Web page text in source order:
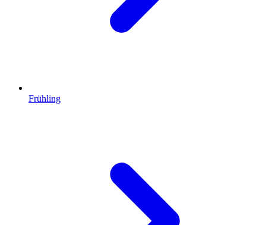
Frühling